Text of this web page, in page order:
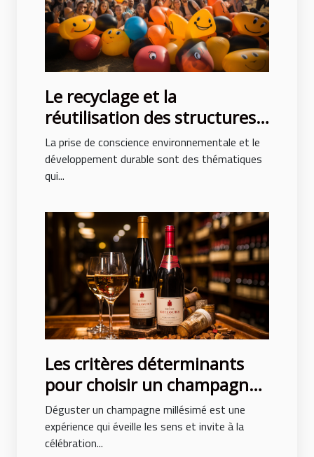
Le recyclage et la
réutilisation des structures
gonflables après des
événements
La prise de conscience environnementale et le
développement durable sont des thématiques
qui...
Les critères déterminants
pour choisir un champagne
millésimé de qualité
Déguster un champagne millésimé est une
expérience qui éveille les sens et invite à la
célébration...